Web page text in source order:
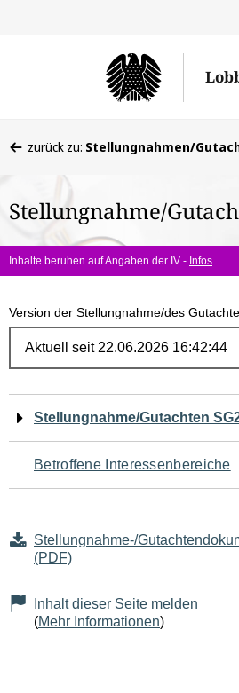
befinden
hier:
zurück zu: Stellungnahmen/
Stellungnahme/
Inhalte beruhen auf Angaben der IV - Infos
Version der Stellungnahme/des
Navigation
für
den
Seiteninhalt
Stellungnahme/Gutachten
Betroffene Interessenbereiche
Stellungnahme-/
(PDF)
Inhalt dieser Seite melden
(Mehr Informationen)